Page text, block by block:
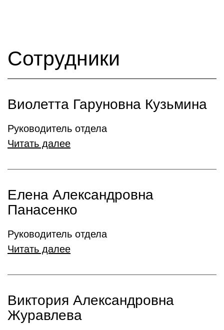
Сотрудники
Виолетта Гаруновна Кузьмина
Руководитель отдела
Читать далее
Елена Александровна
Панасенко
Руководитель отдела
Читать далее
Виктория Александровна
Журавлева